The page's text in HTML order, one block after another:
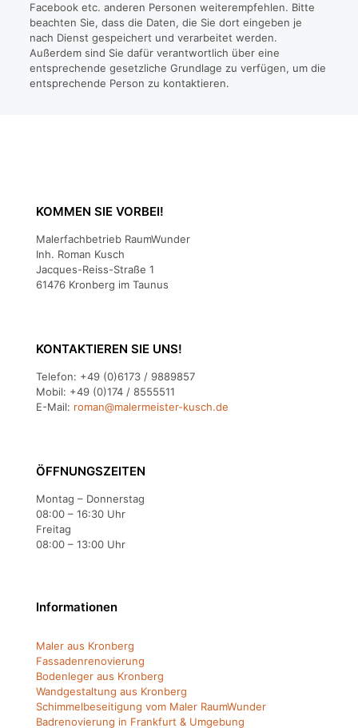
Facebook etc. anderen Personen weiterempfehlen. Bitte
beachten Sie, dass die Daten, die Sie dort eingeben je
nach Dienst gespeichert und verarbeitet werden.
Außerdem sind Sie dafür verantwortlich über eine
entsprechende gesetzliche Grundlage zu verfügen, um die
entsprechende Person zu kontaktieren.
KOMMEN SIE VORBEI!
Malerfachbetrieb RaumWunder
Inh. Roman Kusch
Jacques-Reiss-Straße 1
61476 Kronberg im Taunus
KONTAKTIEREN SIE UNS!
Telefon: +49 (0)6173 / 9889857
Mobil: +49 (0)174 / 8555511
E-Mail: roman@malermeister-kusch.de
ÖFFNUNGSZEITEN
Montag – Donnerstag
08:00 – 16:30 Uhr
Freitag
08:00 – 13:00 Uhr
Informationen
Maler aus Kronberg
Fassadenrenovierung
Bodenleger aus Kronberg
Wandgestaltung aus Kronberg
Schimmelbeseitigung vom Maler RaumWunder
Badrenovierung in Frankfurt & Umgebung